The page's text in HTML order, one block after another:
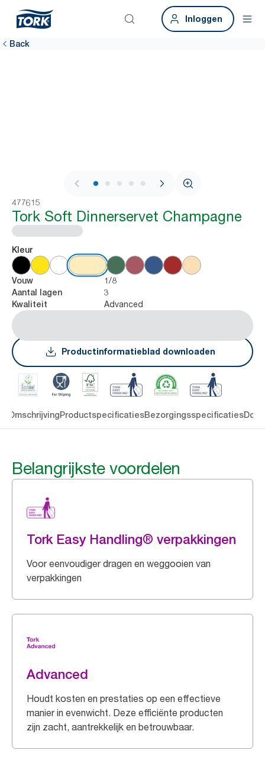
Inloggen
Back
1 / 7
477615
Tork Soft Dinnerservet Champagne
Kleur
Vouw 1/8
Aantal lagen 3
Kwaliteit Advanced
Productinformatieblad downloaden
OmschrijvingProductspecificatiesBezorgingsspecificaties
Belangrijkste voordelen
Tork Easy Handling® verpakkingen
Voor eenvoudiger dragen en weggooien van
verpakkingen
Advanced
Houdt kosten en prestaties op een effectieve
manier in evenwicht. Deze efficiënte producten
zijn zacht, aantrekkelijk en betrouwbaar.